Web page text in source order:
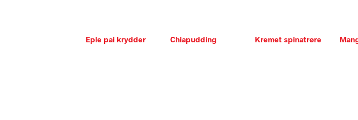
Eple pai krydder Chiapudding Kremet spinatrøre